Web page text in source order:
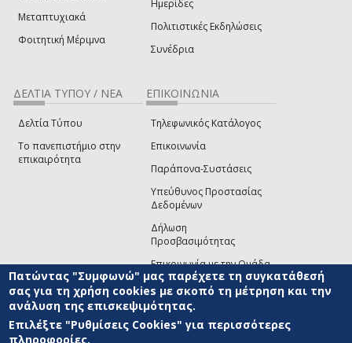
Μεταπτυχιακά
Φοιτητική Μέριμνα
Ημερίδες
Πολιτιστικές Εκδηλώσεις
Συνέδρια
ΔΕΛΤΙΑ ΤΥΠΟΥ / ΝΕΑ
Δελτία Τύπου
Το πανεπιστήμιο στην
επικαιρότητα
ΕΠΙΚΟΙΝΩΝΙΑ
Τηλεφωνικός Κατάλογος
Επικοινωνία
Παράπονα-Συστάσεις
Υπεύθυνος Προστασίας
Δεδομένων
Δήλωση
Προσβασιμότητας
Επικοινωνία με την Ομάδα
Ανάπτυξης του site(link sends e-mail)
© ΠΑΝΕΠΙΣΤΗΜΙΟ ΑΙΓΑΙΟΥ ΟΡΟΙ ΧΡΗΣΗΣ
ΑΝΑΠΤΥΞΗΣ
Πατώντας "Συμφωνώ" μας παρέχετε τη συγκατάθεσή
σας για τη χρήση cookies με σκοπό τη μέτρηση και την
ανάλυση της επισκεψιμότητας.
Επιλέξτε "Ρυθμίσεις Cookies" για περισσότερες
πληροφορίες.